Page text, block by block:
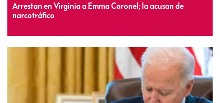
Arrestan en Virginia a Emma Coronel; la acusan de
narcotráfico